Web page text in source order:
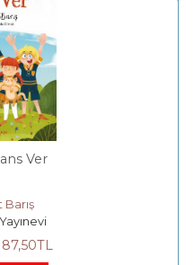
Ver
,50TL